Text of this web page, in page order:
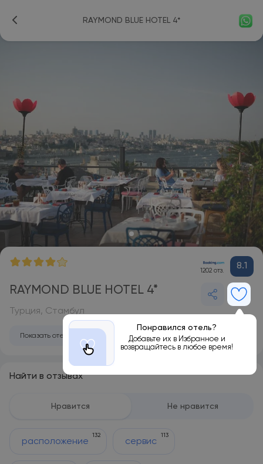
RAYMOND BLUE HOTEL 4*
1202 отз. 8.1
RAYMOND BLUE HOTEL 4*
Понравился отель?
Добавьте их в Избранное и
возвращайтесь в любое время!
Турция, Стамбул
Показать отель на карте
Найти в отзывах
Нравится Не нравится
расположение
132
сервис
113